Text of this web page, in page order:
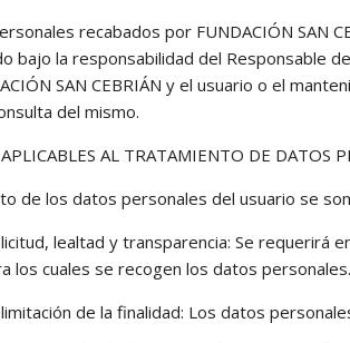
recabados por FUNDACIÓN SAN
bajo la responsabilidad del Responsable
SAN CEBRIÁN y el usuario o el
del mismo.
AL TRATAMIENTO DE DATOS
de los datos personales del usuario se
lealtad y transparencia: Se
los cuales se recogen los datos personales.
de la finalidad: Los datos